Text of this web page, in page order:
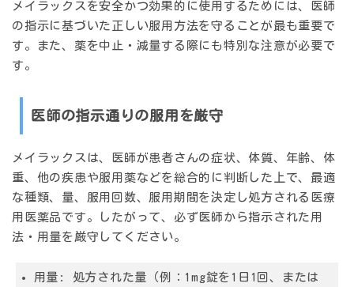
メイラックスを安全かつ効果的に使用するためには、医師
の指示に基づいた正しい服用方法を守ることが最も重要で
す。また、薬を中止・減量する際にも特別な注意が必要で
す。
医師の指示通りの服用を厳守
メイラックスは、医師が患者さんの症状、体質、年齢、体
重、他の疾患や服用薬などを総合的に判断した上で、最適
な種類、量、服用回数、服用期間を決定し処方される医療
用医薬品です。したがって、 必ず医師から指示された用
法・用量を厳守してください。
用量:
処方された量（例：1mg錠を1日1回、または